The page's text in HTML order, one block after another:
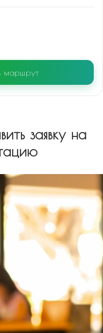
маршрут
заявку на